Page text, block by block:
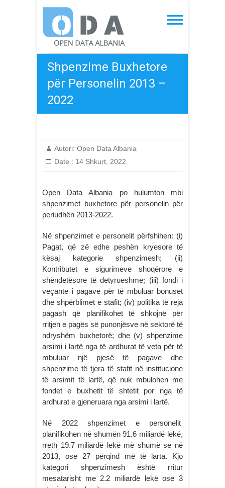
content
Open Data Albania
Shpenzime Buxhetore
për Personelin 2013 –
2022
Autori: Open Data Albania
Date : 14 Shkurt, 2022
Open Data Albania po hulumton mbi
shpenzimet buxhetore për personelin për
periudhën 2013-2022.
Në shpenzimet e personelit përfshihen: (i)
Pagat, që zë edhe peshën kryesore të
kësaj kategorie shpenzimesh; (ii)
Kontributet e sigurimeve shoqërore e
shëndetësore të detyrueshme; (iii) fondi i
veçante i pagave për të mbuluar bonuset
dhe shpërblimet e stafit; (iv) politika të reja
pagash që planifikohet të shkojnë për
rritjen e pagës së punonjësve në sektorë të
ndryshëm buxhetorë; dhe (v) shpenzime
arsimi i lartë nga të ardhurat të veta për të
mbuluar një pjesë të pagave dhe
shpenzime të tjera të stafit në institucione
të arsimit të lartë, që nuk mbulohen me
fondet e buxhetit të shtetit por nga të
ardhurat e gjeneruara nga arsimi i lartë.
Në 2022 shpenzimet e personelit
planifikohen në shumën 91.6 miliardë lekë,
rreth 19.7 miliardë lekë më shumë se në
2013, ose 27 përqind më të larta. Kjo
kategori shpenzimesh është rritur
mesatarisht me 2.2 miliardë lekë ose 3